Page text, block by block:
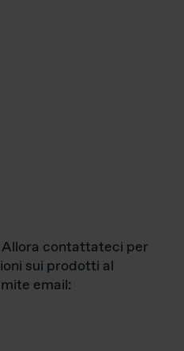
Allora contattateci per
sui prodotti al
email: